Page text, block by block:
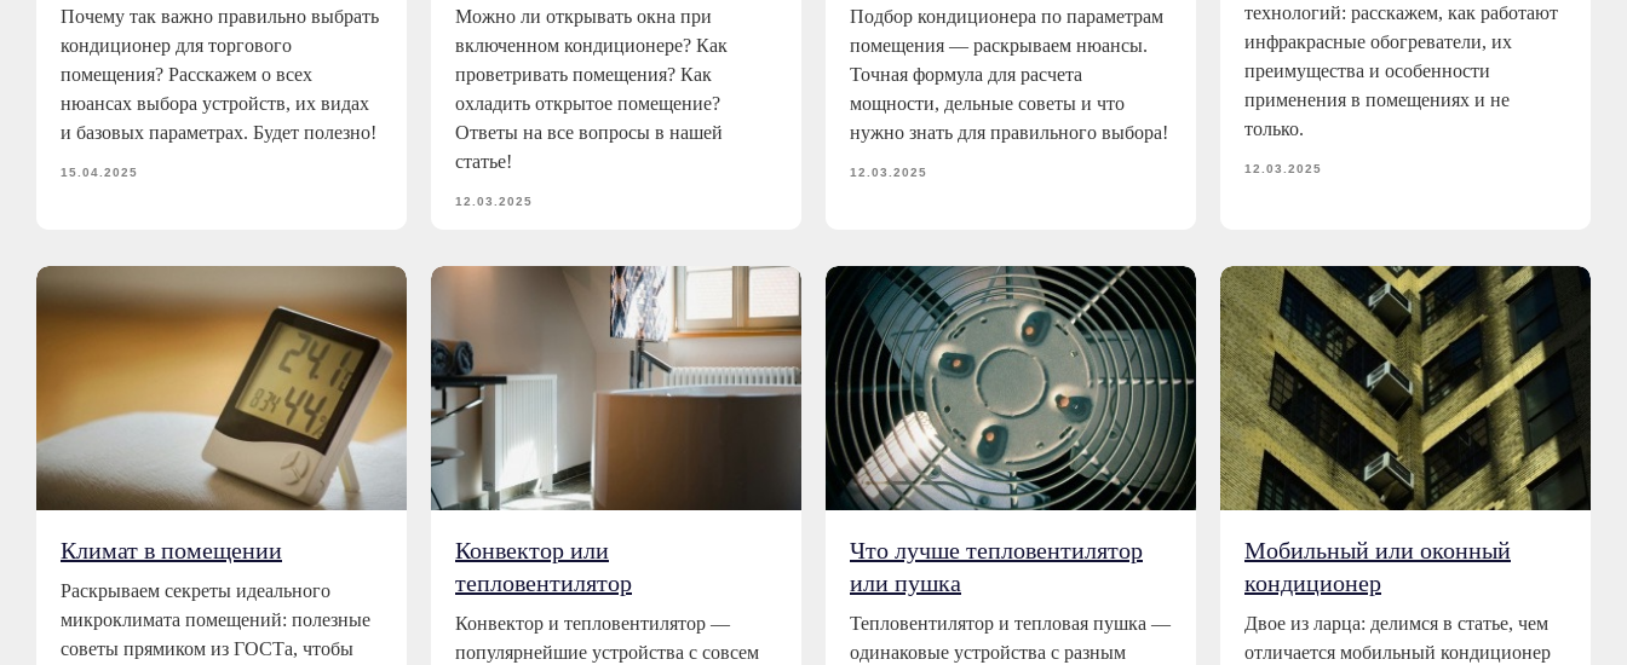
Почему так важно правильно выбрать
кондиционер для торгового
помещения? Расскажем о всех
нюансах выбора устройств, их видах
и базовых параметрах. Будет полезно!
15.04.2025
Можно ли открывать окна при
включенном кондиционере? Как
проветривать помещения? Как
охладить открытое помещение?
Ответы на все вопросы в нашей
статье!
12.03.2025
Подбор кондиционера по параметрам
помещения — раскрываем нюансы.
Точная формула для расчета
мощности, дельные советы и что
нужно знать для правильного выбора!
12.03.2025
технологий: расскажем, как работают
инфракрасные обогреватели, их
преимущества и особенности
применения в помещениях и не
только.
12.03.2025
Климат в помещении
Раскрываем секреты идеального
микроклимата помещений: полезные
советы прямиком из ГОСТа, чтобы
Конвектор или
тепловентилятор
Конвектор и тепловентилятор —
популярнейшие устройства с совсем
Что лучше тепловентилятор
или пушка
Тепловентилятор и тепловая пушка —
одинаковые устройства с разным
Мобильный или оконный
кондиционер
Двое из ларца: делимся в статье, чем
отличается мобильный кондиционер